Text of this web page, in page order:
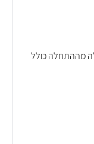
מההתחלה כולל